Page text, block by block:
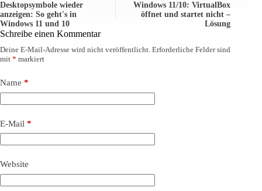
Desktopsymbole wieder
anzeigen: So geht's in
Windows 11 und 10
Windows 11/10: VirtualBox
öffnet und startet nicht –
Lösung
Schreibe einen Kommentar
Deine E-Mail-Adresse wird nicht veröffentlicht. Erforderliche Felder sind
mit * markiert
Name *
E-Mail *
Website